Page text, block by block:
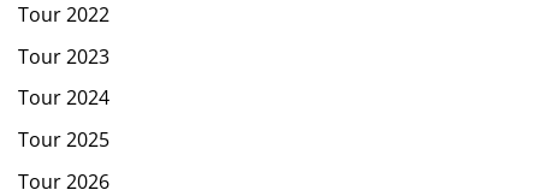
Tour 2022
Tour 2023
Tour 2024
Tour 2025
Tour 2026